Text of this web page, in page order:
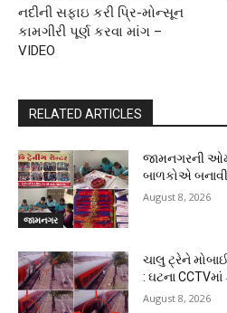
નદીની સફાઇ કરી પ્રિ-મોન્સૂન
કામગીરી પૂર્ણ કરવા માંગ –
VIDEO
RELATED ARTICLES
જામનગર
જામનગરની ઓમ
બાળકોએ બનાવી
August 8, 2026
ચાલુ ટ્રેને
: ઘટના
August 8, 2026